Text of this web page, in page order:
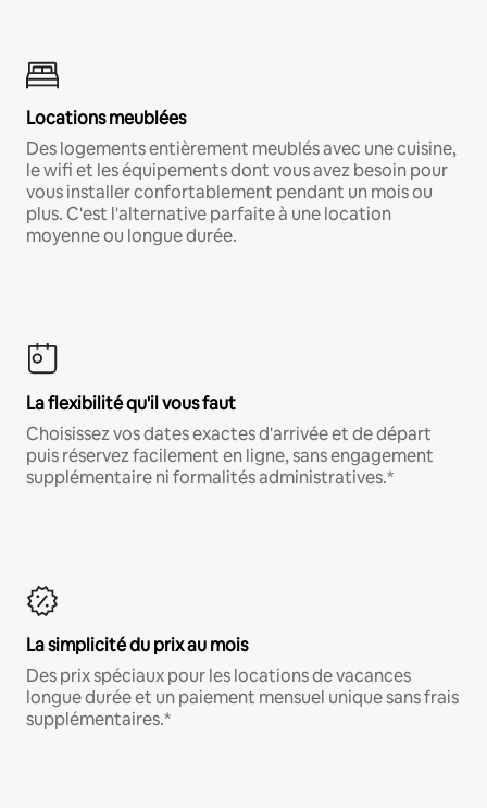
Locations meublées
Des logements entièrement meublés avec une cuisine,
le wifi et les équipements dont vous avez besoin pour
vous installer confortablement pendant un mois ou
plus. C'est l'alternative parfaite à une location
moyenne ou longue durée.
La flexibilité qu'il vous faut
Choisissez vos dates exactes d'arrivée et de départ
puis réservez facilement en ligne, sans engagement
supplémentaire ni formalités administratives.*
La simplicité du prix au mois
Des prix spéciaux pour les locations de vacances
longue durée et un paiement mensuel unique sans frais
supplémentaires.*